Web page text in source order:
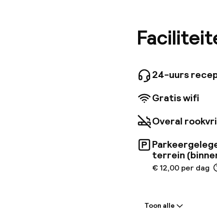
kamers
terrein
een
thee-
op de Rijn.
24-uurs
Gratis wifi
Overal
terrein
€ 12,00 per dag
Toon alle